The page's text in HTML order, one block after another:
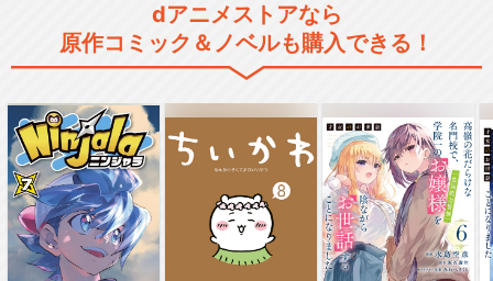
dアニメストアなら
原作コミック＆ノベルも購入できる！